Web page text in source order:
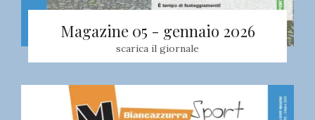
Magazine 05 - gennaio 2026
scarica il giornale